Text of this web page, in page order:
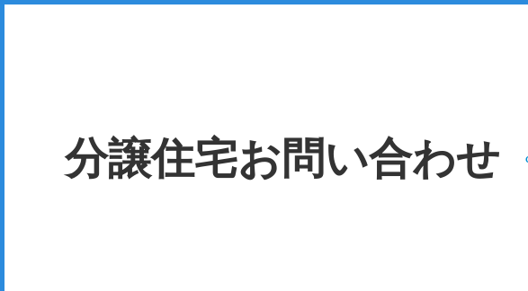
分譲住宅お問い合わせ